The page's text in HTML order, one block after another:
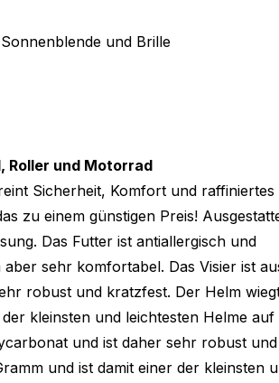
und Brille
Roller und Motorrad
Sicherheit, Komfort und raffiniertes
zu einem günstigen Preis!
Das Futter ist antiallergisch und
sehr komfortabel. Das Visier ist
robust und kratzfest. Der Helm
kleinsten und leichtesten Helme
und ist daher sehr robust
und ist damit einer der kleinsten